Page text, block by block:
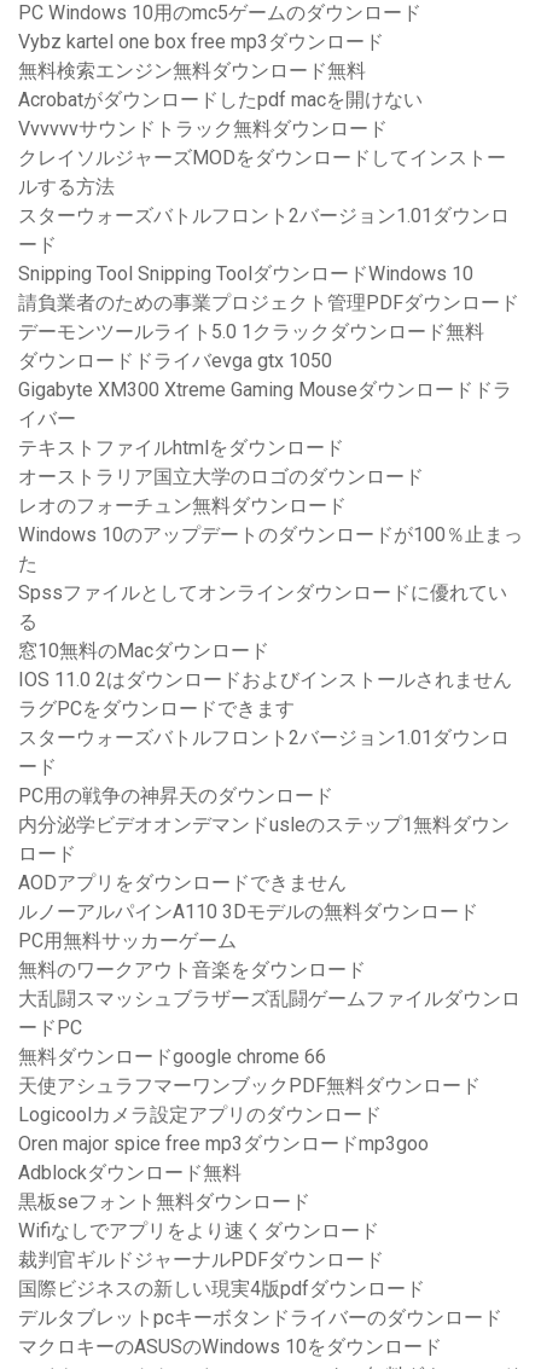
PC Windows 10用のmc5ゲームのダウンロード
Vybz kartel one box free mp3ダウンロード
無料検索エンジン無料ダウンロード無料
Acrobatがダウンロードしたpdf macを開けない
Vvvvvvサウンドトラック無料ダウンロード
クレイソルジャーズMODをダウンロードしてインストー
ルする方法
スターウォーズバトルフロント2バージョン1.01ダウンロ
ード
Snipping Tool Snipping ToolダウンロードWindows 10
請負業者のための事業プロジェクト管理PDFダウンロード
デーモンツールライト5.0 1クラックダウンロード無料
ダウンロードドライバevga gtx 1050
Gigabyte XM300 Xtreme Gaming Mouseダウンロードドラ
イバー
テキストファイルhtmlをダウンロード
オーストラリア国立大学のロゴのダウンロード
レオのフォーチュン無料ダウンロード
Windows 10のアップデートのダウンロードが100％止まっ
た
Spssファイルとしてオンラインダウンロードに優れてい
る
窓10無料のMacダウンロード
IOS 11.0 2はダウンロードおよびインストールされません
ラグPCをダウンロードできます
スターウォーズバトルフロント2バージョン1.01ダウンロ
ード
PC用の戦争の神昇天のダウンロード
内分泌学ビデオオンデマンドusleのステップ1無料ダウン
ロード
AODアプリをダウンロードできません
ルノーアルパインA110 3Dモデルの無料ダウンロード
PC用無料サッカーゲーム
無料のワークアウト音楽をダウンロード
大乱闘スマッシュブラザーズ乱闘ゲームファイルダウンロ
ードPC
無料ダウンロードgoogle chrome 66
天使アシュラフマーワンブックPDF無料ダウンロード
Logicoolカメラ設定アプリのダウンロード
Oren major spice free mp3ダウンロードmp3goo
Adblockダウンロード無料
黒板seフォント無料ダウンロード
Wifiなしでアプリをより速くダウンロード
裁判官ギルドジャーナルPDFダウンロード
国際ビジネスの新しい現実4版pdfダウンロード
デルタブレットpcキーボタンドライバーのダウンロード
マクロキーのASUSのWindows 10をダウンロード